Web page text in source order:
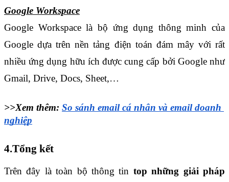
Google Workspace
Google Workspace là bộ ứng dụng thông minh của
Google dựa trên nền tảng điện toán đám mây với rất
nhiều ứng dụng hữu ích được cung cấp bởi Google như
Gmail, Drive, Docs, Sheet,…
>>Xem thêm: So sánh email cá nhân và email doanh
nghiệp
4.Tổng kết
Trên đây là toàn bộ thông tin top những giải pháp